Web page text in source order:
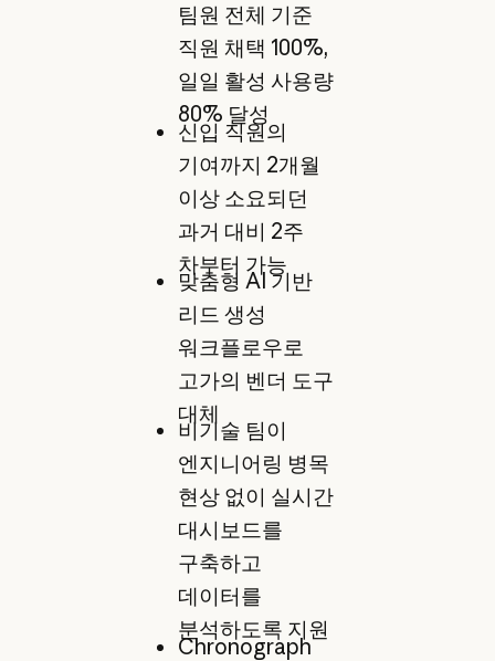
팀원 전체 기준
직원 채택 100%,
일일 활성 사용량
80% 달성
신입 직원의
기여까지 2개월
이상 소요되던
과거 대비 2주
차부터 가능
맞춤형 AI 기반
리드 생성
워크플로우로
고가의 벤더 도구
대체
비기술 팀이
엔지니어링 병목
현상 없이 실시간
대시보드를
구축하고
데이터를
분석하도록 지원
Chronograph